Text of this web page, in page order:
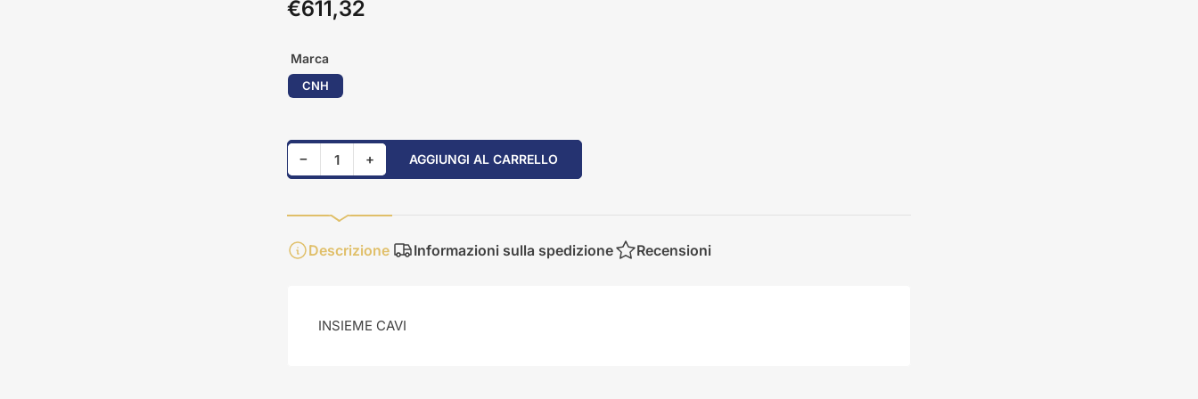
Prezzo
standard
€611,32
Marca
CNH
−Riduci quantità per 84218557
Quantità +Aumenta quantità per 84218557AGGIUNGI AL CARRELLO
Descrizione Informazioni sulla spedizione Recensioni
INSIEME CAVI